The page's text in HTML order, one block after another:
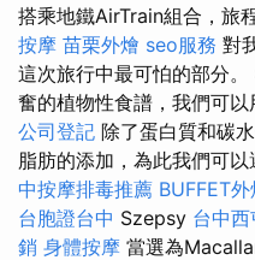
搭乘地鐵AirTrain組合，旅
按摩 苗栗外燴 seo服務 對
這次旅行中最可怕的部分
奮的植物性食譜，我們可以
公司登記 除了蛋白質和碳
脂肪的添加，為此我們可
中按摩排毒推薦 BUFFET外
台胞證台中 Szepsy 台中
銷 身體按摩 當選為